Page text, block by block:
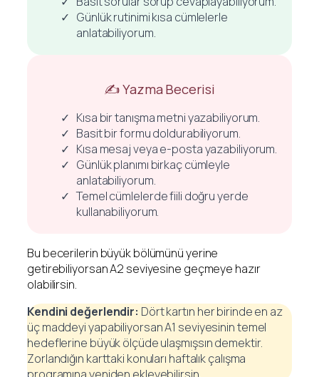
Günlük rutinimi kısa cümlelerle
anlatabiliyorum.
✍️ Yazma Becerisi
Kısa bir tanışma metni yazabiliyorum.
Basit bir formu doldurabiliyorum.
Kısa mesaj veya e-posta yazabiliyorum.
Günlük planımı birkaç cümleyle
anlatabiliyorum.
Temel cümlelerde fiili doğru yerde
kullanabiliyorum.
Bu becerilerin büyük bölümünü yerine
getirebiliyorsan A2 seviyesine geçmeye hazır
olabilirsin.
Kendini değerlendir: Dört kartın her birinde en az
üç maddeyi yapabiliyorsan A1 seviyesinin temel
hedeflerine büyük ölçüde ulaşmışsın demektir.
Zorlandığın karttaki konuları haftalık çalışma